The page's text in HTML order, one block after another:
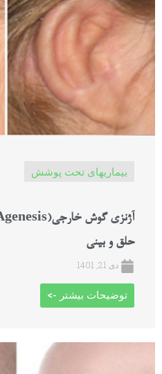
بیماریهای تحت پوشش
حلق و بینی
دی 21, 1401
توضیحات بیشتر ->